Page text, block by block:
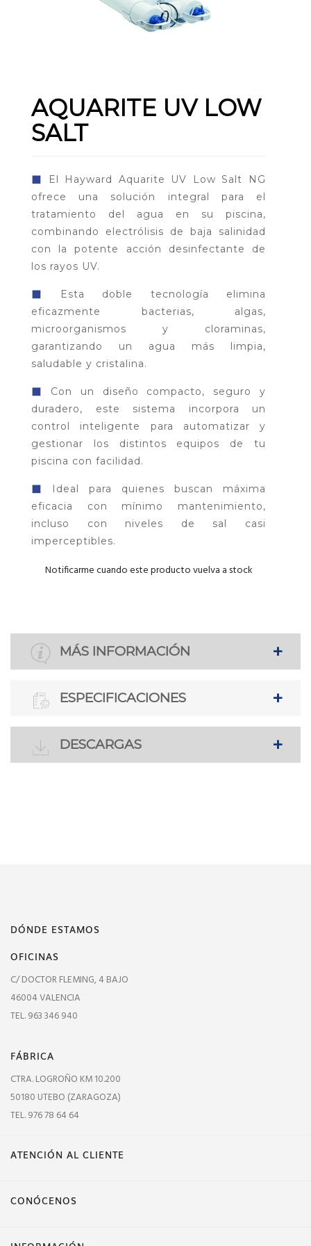
AQUARITE UV LOW
SALT
◼
El Hayward Aquarite UV Low Salt NG
ofrece una solución integral para el
tratamiento del agua en su piscina,
combinando electrólisis de baja salinidad
con la potente acción desinfectante de
los rayos UV.
◼
Esta doble tecnología elimina
eficazmente bacterias, algas,
microorganismos y cloraminas,
garantizando un agua más limpia,
saludable y cristalina.
◼
Con un diseño compacto, seguro y
duradero, este sistema incorpora un
control inteligente para automatizar y
gestionar los distintos equipos de tu
piscina con facilidad.
◼
Ideal para quienes buscan máxima
eficacia con mínimo mantenimiento,
incluso con niveles de sal casi
imperceptibles.
Notificarme cuando este producto vuelva a stock
MÁS INFORMACIÓN
ESPECIFICACIONES
DESCARGAS
DÓNDE ESTAMOS
OFICINAS
C/ DOCTOR FLEMING, 4 BAJO
46004 VALENCIA
TEL. 963 346 940
FÁBRICA
CTRA. LOGROÑO KM 10.200
50180 UTEBO (ZARAGOZA)
TEL. 976 78 64 64
ATENCIÓN AL CLIENTE
CONÓCENOS